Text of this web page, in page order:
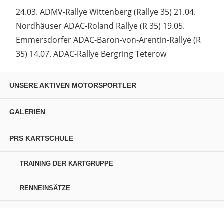
24.03. ADMV-Rallye Wittenberg (Rallye 35) 21.04.
Nordhäuser ADAC-Roland Rallye (R 35) 19.05.
Emmersdorfer ADAC-Baron-von-Arentin-Rallye (R
35) 14.07. ADAC-Rallye Bergring Teterow
UNSERE AKTIVEN MOTORSPORTLER
GALERIEN
PRS KARTSCHULE
TRAINING DER KARTGRUPPE
RENNEINSÄTZE